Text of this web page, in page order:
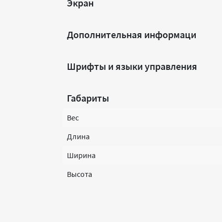
Экран
Дополнительная информаци
Шрифты и языки управления
Габариты
Вес
Длина
Ширина
Высота